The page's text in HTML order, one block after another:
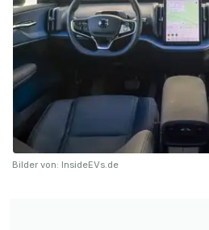
Bilder von: InsideEVs.de